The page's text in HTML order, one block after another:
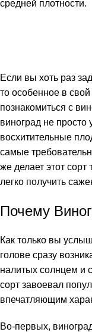
средней плотности.
Если вы хоть раз
то особенное в
познакомиться с
виноград не просто
восхитительные
самые
же делает этот
легко получить
Почему
Как только вы
голове сразу
налитых солнцем и
сорт завоевал
впечатляющим
Во-первых,